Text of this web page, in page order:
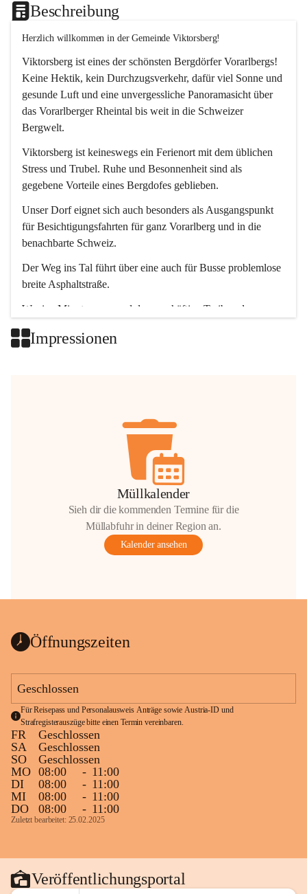
Beschreibung
Herzlich willkommen in der Gemeinde Viktorsberg!
Viktorsberg ist eines der schönsten Bergdörfer Vorarlbergs!
Keine Hektik, kein Durchzugsverkehr, dafür viel Sonne und
gesunde Luft und eine unvergessliche Panoramasicht über
das Vorarlberger Rheintal bis weit in die Schweizer
Bergwelt.
Viktorsberg ist keineswegs ein Ferienort mit dem üblichen
Stress und Trubel. Ruhe und Besonnenheit sind als
gegebene Vorteile eines Bergdofes geblieben.
Unser Dorf eignet sich auch besonders als Ausgangspunkt
für Besichtigungsfahrten für ganz Vorarlberg und in die
benachbarte Schweiz.
Der Weg ins Tal führt über eine auch für Busse problemlose
breite Asphaltstraße.
Wenige Minuten nur, und das geschäftige Treiben der
Impressionen
Müllkalender
Sieh dir die kommenden Termine für die
Müllabfuhr in deiner Region an.
Kalender ansehen
Öffnungszeiten
Geschlossen
Für Reisepass und Personalausweis Anträge sowie Austria-ID und
Strafregisterauszüge bitte einen Termin vereinbaren.
FR
Geschlossen
SA
Geschlossen
SO
Geschlossen
MO 08:00 - 11:00
DI
08:00 - 11:00
MI
08:00 - 11:00
DO
08:00 - 11:00
Zuletzt bearbeitet: 25.02.2025
Veröffentlichungsportal